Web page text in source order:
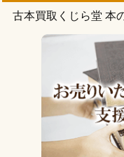
豊島区
世田谷区三軒茶屋
杉並区浜田山
杉
杉並区荻窪
渋谷
渋谷区千駄ヶ谷
品川区五反田
品川
市原市
我孫子市
柏市
市川市 稲
国分寺市
日野市
武蔵野市
目黒区
港区 文
中野区
杉並区
新宿区
古本買取くじら堂 本